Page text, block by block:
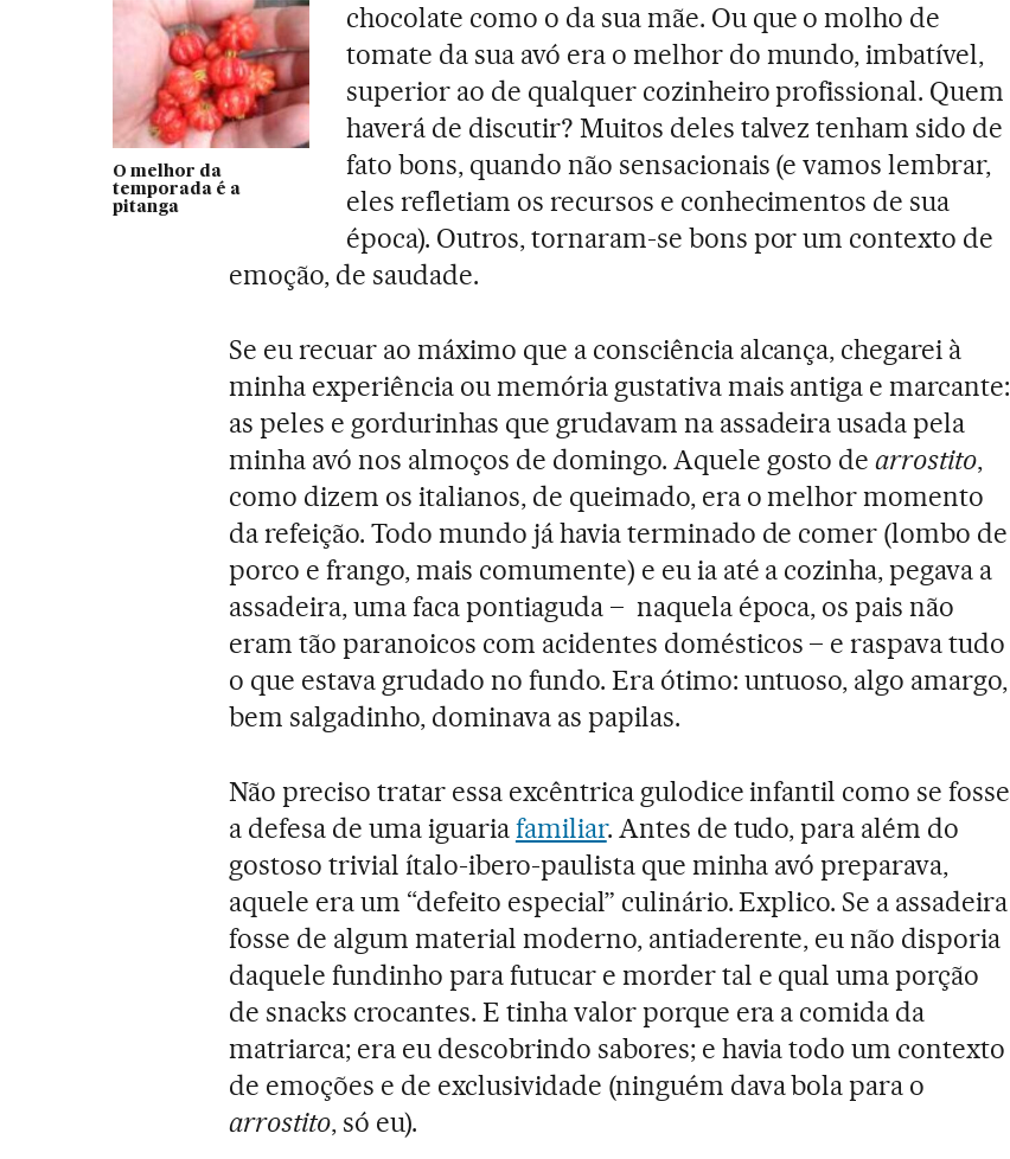
O melhor da
temporada é a
pitanga
chocolate como o da sua mãe. Ou que o molho de
tomate da sua avó era o melhor do mundo, imbatível,
superior ao de qualquer cozinheiro profissional. Quem
haverá de discutir? Muitos deles talvez tenham sido de
fato bons, quando não sensacionais (e vamos lembrar,
eles refletiam os recursos e conhecimentos de sua
época). Outros, tornaram-se bons por um contexto de
emoção, de saudade.
Se eu recuar ao máximo que a consciência alcança, chegarei à
minha experiência ou memória gustativa mais antiga e marcante:
as peles e gordurinhas que grudavam na assadeira usada pela
minha avó nos almoços de domingo. Aquele gosto dearrostito,
como dizem os italianos, de queimado, era o melhor momento
da refeição. Todo mundo já havia terminado de comer (lombo de
porco e frango, mais comumente) e eu ia até a cozinha, pegava a
assadeira, uma faca pontiaguda – ­ naquela época, os pais não
eram tão paranoicos com acidentes domésticos – e raspava tudo
o que estava grudado no fundo. Era ótimo: untuoso, algo amargo,
bem salgadinho, dominava as papilas.
Não preciso tratar essa excêntrica gulodice infantil como se fosse
a defesa de uma iguariafamiliar. Antes de tudo, para além do
gostoso trivial ítalo-ibero-paulista que minha avó preparava,
aquele era um “defeito especial” culinário. Explico. Se a assadeira
fosse de algum material moderno, antiaderente, eu não disporia
daquele fundinho para futucar e morder tal e qual uma porção
de snacks crocantes. E tinha valor porque era a comida da
matriarca; era eu descobrindo sabores; e havia todo um contexto
de emoções e de exclusividade (ninguém dava bola para o
arrostito, só eu).